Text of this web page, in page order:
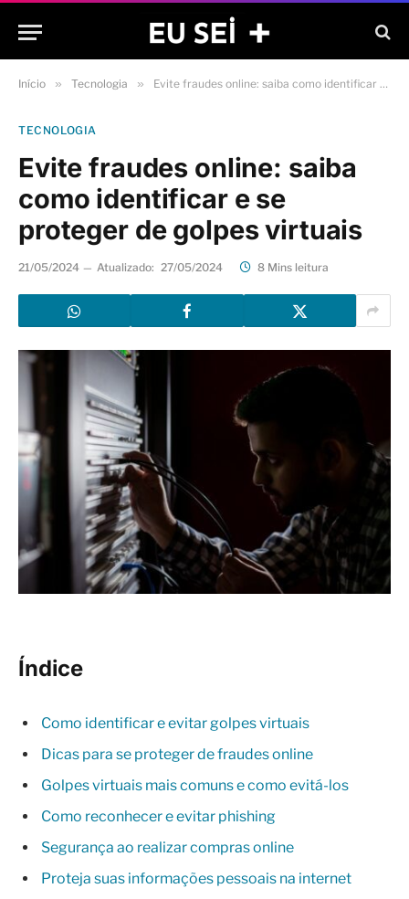
Início » Tecnologia » Evite fraudes online: saiba como identificar e se proteger de golpes virtuais
TECNOLOGIA
Evite fraudes online: saiba
como identificar e se
proteger de golpes virtuais
21/05/2024 Atualizado: 27/05/2024 8 Mins leitura
Índice
Como identificar e evitar golpes virtuais
Dicas para se proteger de fraudes online
Golpes virtuais mais comuns e como evitá-los
Como reconhecer e evitar phishing
Segurança ao realizar compras online
Proteja suas informações pessoais na internet